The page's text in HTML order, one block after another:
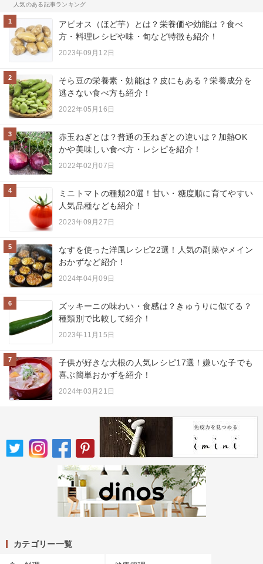
人気のある記事ランキング
1
アピオス（ほど芋）とは？栄養価や効能は？食べ
方・料理レシピや味・旬など特徴も紹介！
2023年09月12日
2
そら豆の栄養素・効能は？皮にもある？栄養成分を
逃さない食べ方も紹介！
2022年05月16日
3
赤玉ねぎとは？普通の玉ねぎとの違いは？加熱OK
かや美味しい食べ方・レシピを紹介！
2022年02月07日
4
ミニトマトの種類20選！甘い・糖度順に育てやすい
人気品種なども紹介！
2023年09月27日
5
なすを使った洋風レシピ22選！人気の副菜やメイン
おかずなど紹介！
2024年04月09日
6
ズッキーニの味わい・食感は？きゅうりに似てる？
種類別で比較して紹介！
2023年11月15日
7
子供が好きな大根の人気レシピ17選！嫌いな子でも
喜ぶ簡単おかずを紹介！
2024年03月21日
カテゴリー一覧